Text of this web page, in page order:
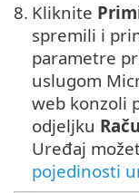
8. Kliknite
spremili i
parametre
uslugom
web konzoli
odjeljku
Uređaj
pojedinosti